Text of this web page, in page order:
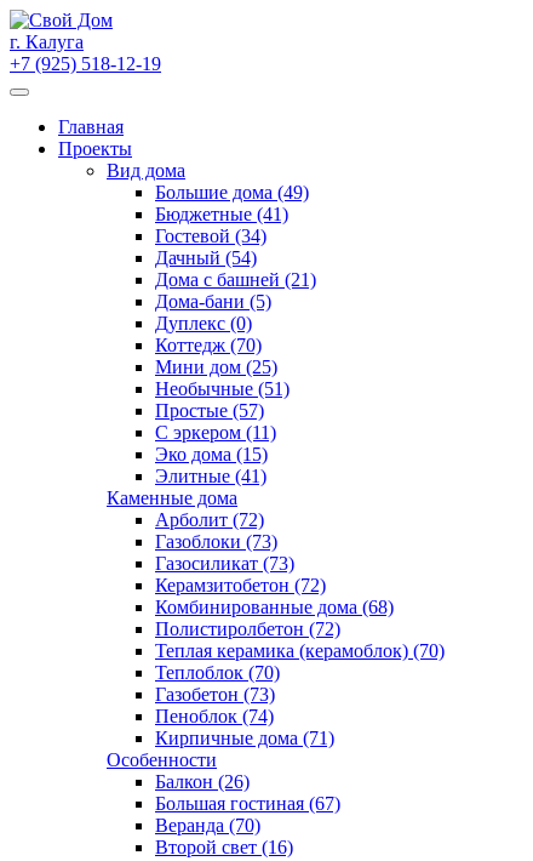
Skip
to
content
г. Калуга
+7 (925) 518-12-19
Главная
Проекты
Вид дома
Большие дома (49)
Бюджетные (41)
Гостевой (34)
Дачный (54)
Дома с башней (21)
Дома-бани (5)
Дуплекс (0)
Коттедж (70)
Мини дом (25)
Необычные (51)
Простые (57)
С эркером (11)
Эко дома (15)
Элитные (41)
Каменные дома
Арболит (72)
Газоблоки (73)
Газосиликат (73)
Керамзитобетон (72)
Комбинированные дома (68)
Полистиролбетон (72)
Теплая керамика (керамоблок) (70)
Теплоблок (70)
Газобетон (73)
Пеноблок (74)
Кирпичные дома (71)
Особенности
Балкон (26)
Большая гостиная (67)
Веранда (70)
Второй свет (16)